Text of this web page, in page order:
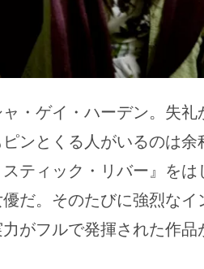
・ゲイ・ハーデン。失礼
ンとくる人がいるのは余
ティック・リバー』を
だ。そのたびに強烈な
がフルで発揮された作